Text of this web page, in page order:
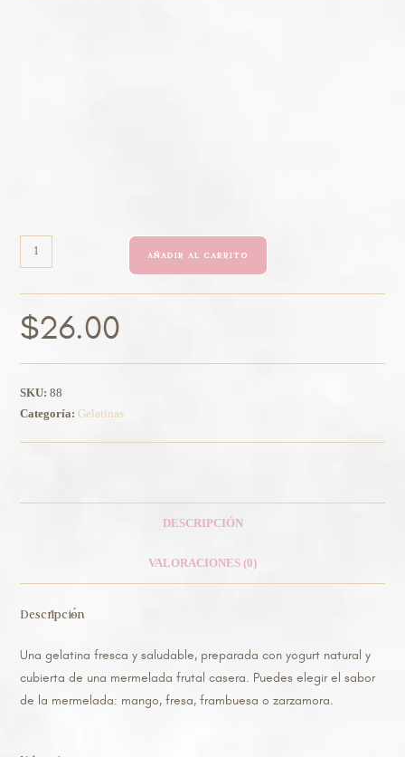
AÑADIR AL CARRITO
$26.00
SKU:88
Categoría:Gelatinas
DESCRIPCIÓN
VALORACIONES (0)
Descripción
Una gelatina fresca y saludable, preparada con yogurt natural y
cubierta de una mermelada frutal casera. Puedes elegir el sabor
de la mermelada: mango, fresa, frambuesa o zarzamora.